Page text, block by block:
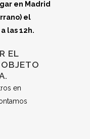
en Madrid
el
las 12h.
EL
en